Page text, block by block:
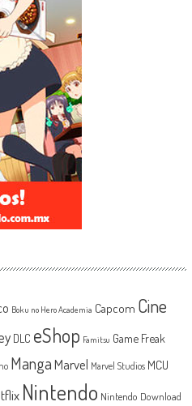
Boku no Hero Academia Capcom Cine
DLC eShop Famitsu Game Freak
MangaMarvel Marvel Studios MCU
Nintendo Nintendo Download